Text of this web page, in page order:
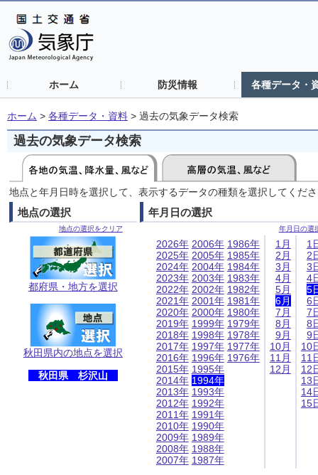
ホーム 防災情報 各種データ・
ホーム > 各種データ・資料 > 過去の気象データ検索
過去の気象データ検索
地点と年月日時を選択して、表示するデータの種類を選択してくだ
地点の選択
地点の選択をクリア
都府県・地方を選択
秋田県内の地点を選択
秋田県 杉沢山
年月日の選択
年月日の選
2026年
2025年
2024年
2023年
2022年
2021年
2020年
2019年
2018年
2017年
2016年
2015年
2014年
2013年
2012年
2011年
2010年
2009年
2008年
2007年
2006年
2005年
2004年
2003年
2002年
2001年
2000年
1999年
1998年
1997年
1996年
1995年
1994年
1993年
1992年
1991年
1990年
1989年
1988年
1987年
1986年
1985年
1984年
1983年
1982年
1981年
1980年
1979年
1978年
1977年
1976年
1月
2月
3月
4月
5月
6月
7月
8月
9月
10月
11月
12月
1
2
3
4
5
6
7
8
9
10
11
12
13
14
15